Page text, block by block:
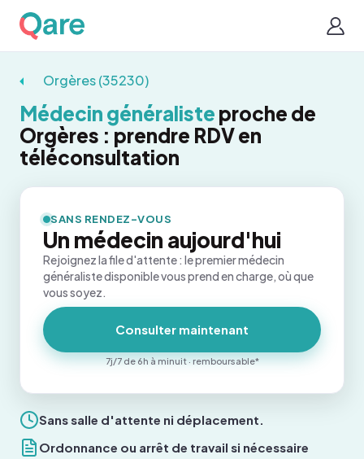
Orgères (35230)
Médecin généraliste proche de
Orgères : prendre RDV en
téléconsultation
Sans salle d'attente ni déplacement.
Ordonnance ou arrêt de travail si nécessaire
SANS RENDEZ-VOUS
Un médecin aujourd'hui
Rejoignez la file d'attente : le premier médecin
généraliste disponible vous prend en charge, où que
vous soyez.
Consulter maintenant
7j/7 de 6h à minuit · remboursable*